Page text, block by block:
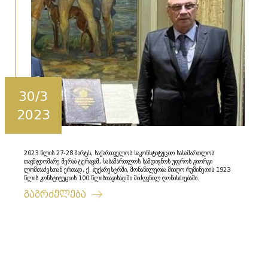
30/3
2023
2023 წლის 27-28 მარტს, საქართველოს საკონსტიტუციო სასამართლოს
თავმჯდომარე მერაბ ტურავამ, სასამართლოს სამდივნოს უფროს გიორგი
ლომთაძესთან ერთად, ქ. ბუქარესტრში, მონაწილეობა მიიღო რუმინეთის 1923
წლის კონსტიტუციის 100 წლისთავისადმი მიძღვნილ ღონისძიებაში.
გაგრძელება